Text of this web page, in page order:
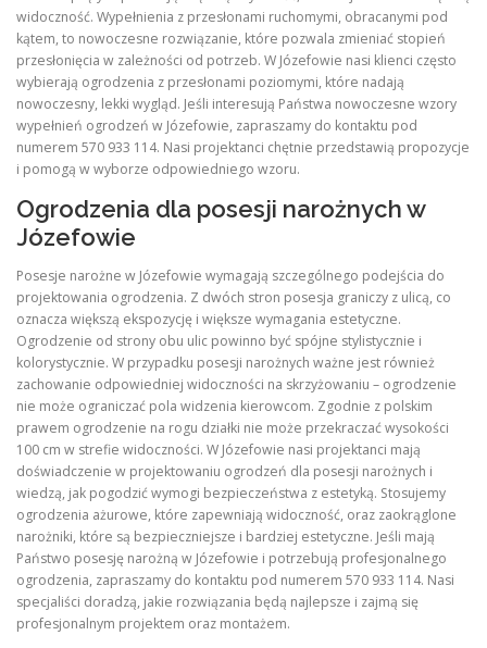
widoczność. Wypełnienia z przesłonami ruchomymi, obracanymi pod
kątem, to nowoczesne rozwiązanie, które pozwala zmieniać stopień
przesłonięcia w zależności od potrzeb. W Józefowie nasi klienci często
wybierają ogrodzenia z przesłonami poziomymi, które nadają
nowoczesny, lekki wygląd. Jeśli interesują Państwa nowoczesne wzory
wypełnień ogrodzeń w Józefowie, zapraszamy do kontaktu pod
numerem 570 933 114. Nasi projektanci chętnie przedstawią propozycje
i pomogą w wyborze odpowiedniego wzoru.
Ogrodzenia dla posesji narożnych w
Józefowie
Posesje narożne w Józefowie wymagają szczególnego podejścia do
projektowania ogrodzenia. Z dwóch stron posesja graniczy z ulicą, co
oznacza większą ekspozycję i większe wymagania estetyczne.
Ogrodzenie od strony obu ulic powinno być spójne stylistycznie i
kolorystycznie. W przypadku posesji narożnych ważne jest również
zachowanie odpowiedniej widoczności na skrzyżowaniu – ogrodzenie
nie może ograniczać pola widzenia kierowcom. Zgodnie z polskim
prawem ogrodzenie na rogu działki nie może przekraczać wysokości
100 cm w strefie widoczności. W Józefowie nasi projektanci mają
doświadczenie w projektowaniu ogrodzeń dla posesji narożnych i
wiedzą, jak pogodzić wymogi bezpieczeństwa z estetyką. Stosujemy
ogrodzenia ażurowe, które zapewniają widoczność, oraz zaokrąglone
narożniki, które są bezpieczniejsze i bardziej estetyczne. Jeśli mają
Państwo posesję narożną w Józefowie i potrzebują profesjonalnego
ogrodzenia, zapraszamy do kontaktu pod numerem 570 933 114. Nasi
specjaliści doradzą, jakie rozwiązania będą najlepsze i zajmą się
profesjonalnym projektem oraz montażem.